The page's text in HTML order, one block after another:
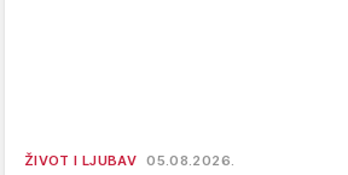
ŽIVOT I LJUBAV 05.08.2026.